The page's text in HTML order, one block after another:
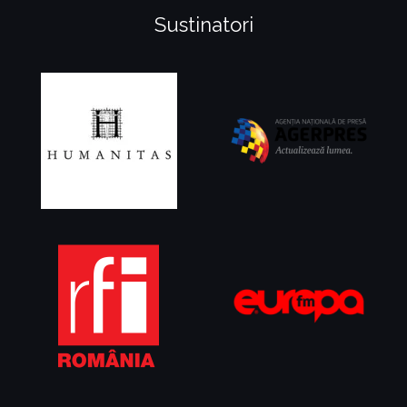
Sustinatori